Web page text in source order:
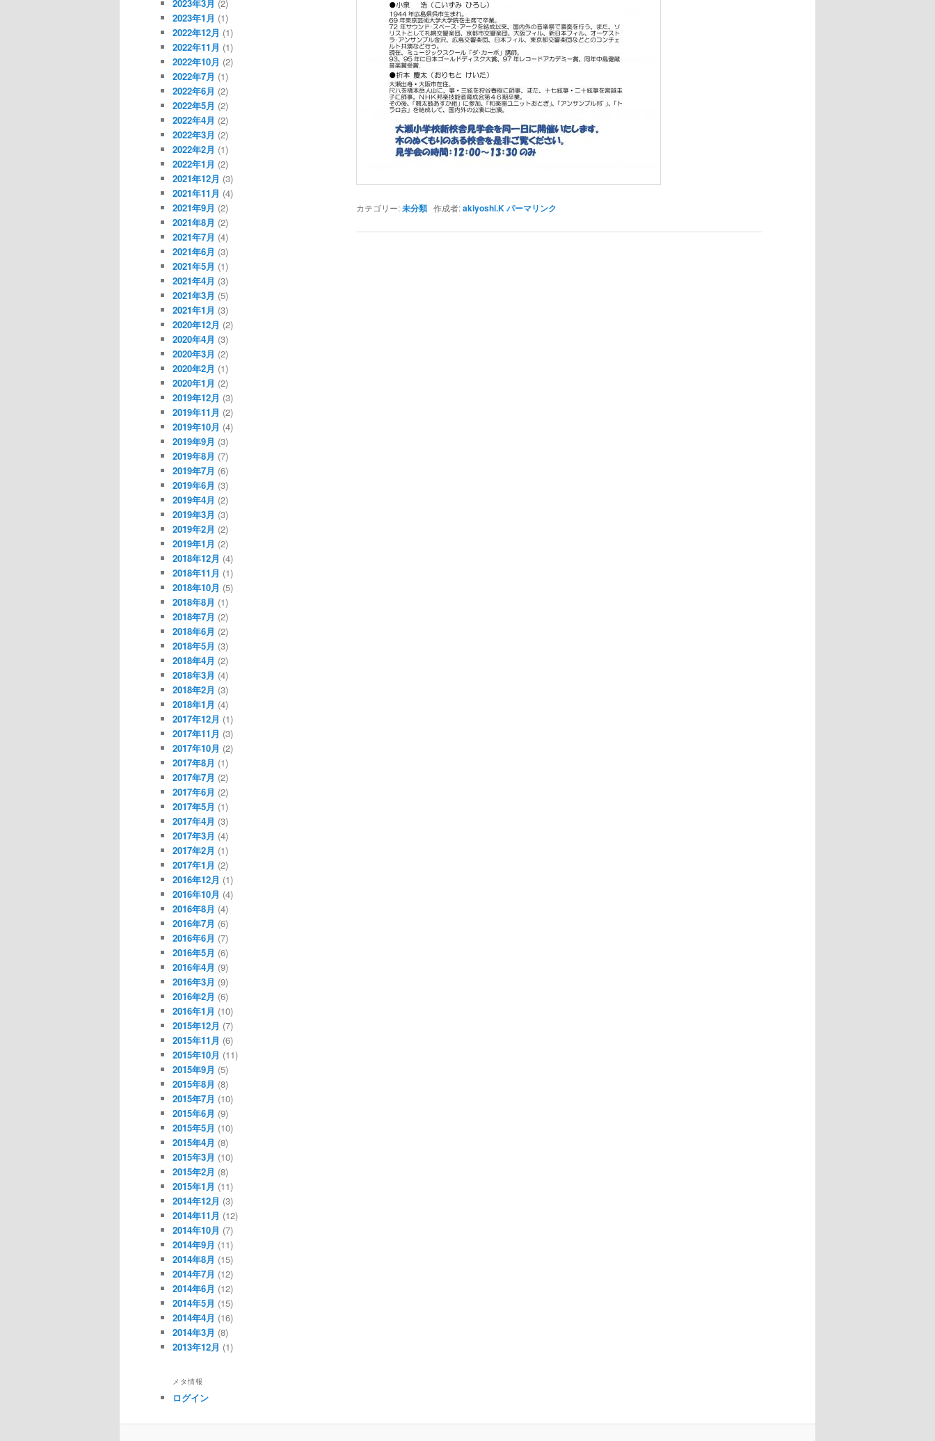
カテゴリー:未分類 作成者:akiyoshi.Kパーマリンク
2023年3月 (2)
2023年1月 (1)
2022年12月 (1)
2022年11月 (1)
2022年10月 (2)
2022年7月 (1)
2022年6月 (2)
2022年5月 (2)
2022年4月 (2)
2022年3月 (2)
2022年2月 (1)
2022年1月 (2)
2021年12月 (3)
2021年11月 (4)
2021年9月 (2)
2021年8月 (2)
2021年7月 (4)
2021年6月 (3)
2021年5月 (1)
2021年4月 (3)
2021年3月 (5)
2021年1月 (3)
2020年12月 (2)
2020年4月 (3)
2020年3月 (2)
2020年2月 (1)
2020年1月 (2)
2019年12月 (3)
2019年11月 (2)
2019年10月 (4)
2019年9月 (3)
2019年8月 (7)
2019年7月 (6)
2019年6月 (3)
2019年4月 (2)
2019年3月 (3)
2019年2月 (2)
2019年1月 (2)
2018年12月 (4)
2018年11月 (1)
2018年10月 (5)
2018年8月 (1)
2018年7月 (2)
2018年6月 (2)
2018年5月 (3)
2018年4月 (2)
2018年3月 (4)
2018年2月 (3)
2018年1月 (4)
2017年12月 (1)
2017年11月 (3)
2017年10月 (2)
2017年8月 (1)
2017年7月 (2)
2017年6月 (2)
2017年5月 (1)
2017年4月 (3)
2017年3月 (4)
2017年2月 (1)
2017年1月 (2)
2016年12月 (1)
2016年10月 (4)
2016年8月 (4)
2016年7月 (6)
2016年6月 (7)
2016年5月 (6)
2016年4月 (9)
2016年3月 (9)
2016年2月 (6)
2016年1月 (10)
2015年12月 (7)
2015年11月 (6)
2015年10月 (11)
2015年9月 (5)
2015年8月 (8)
2015年7月 (10)
2015年6月 (9)
2015年5月 (10)
2015年4月 (8)
2015年3月 (10)
2015年2月 (8)
2015年1月 (11)
2014年12月 (3)
2014年11月 (12)
2014年10月 (7)
2014年9月 (11)
2014年8月 (15)
2014年7月 (12)
2014年6月 (12)
2014年5月 (15)
2014年4月 (16)
2014年3月 (8)
2013年12月 (1)
メタ情報
ログイン